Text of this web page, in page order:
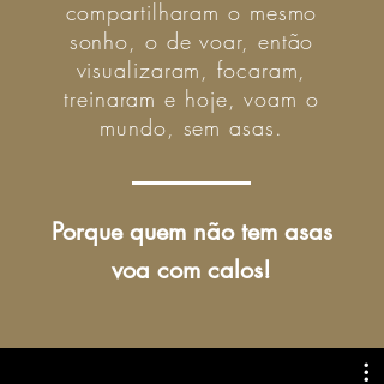
compartilharam o mesmo
sonho, o de voar, então
visualizaram, focaram,
treinaram e hoje, voam o
mundo, sem asas.
Porque quem não tem asas
voa com calos!